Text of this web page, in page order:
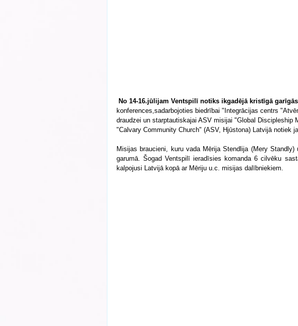
No 14-16.jūlijam Ventspilī notiks ikgadējā kristīgā
konferences,sadarbojoties biedrībai "Integrācijas centrs
draudzei un starptautiskajai ASV misijai "Global Discipleship
"Calvary Community Church" (ASV, Hjūstona) Latvijā notiek
Misijas braucieni, kuru vada Mērija Stendlija (Mery
garumā. Šogad Ventspilī ieradīsies komanda 6 cilvēku
kalpojusi Latvijā kopā ar Mēriju u.c. misijas dalībniekiem.